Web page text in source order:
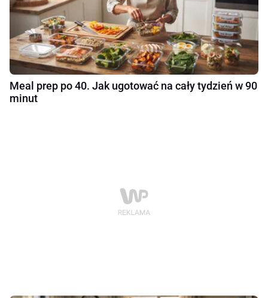
Meal prep po 40. Jak ugotować na cały tydzień w 90
minut